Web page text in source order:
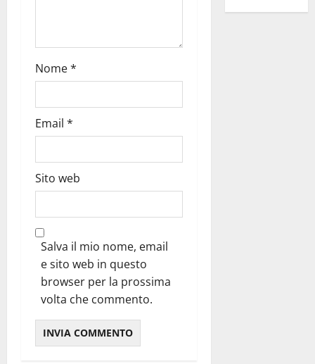
Nome*
Email *
Sito web
Salva il mio nome, email
e sito web in questo
browser per la prossima
volta che commento.